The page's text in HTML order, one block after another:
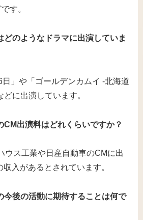
す。
どのようなドラマに出演していま
」や「ゴールデンカムイ -北海道
に出演しています。
CM出演料はどれくらいですか？
ウス工業や日産自動車のCMに出
入があるとされています。
今後の活動に期待することは何で